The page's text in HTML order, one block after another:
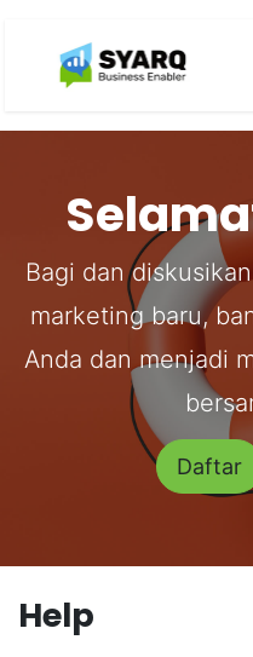
Bagi dan
marketing baru,
Anda dan menjadi
Daftar
Help